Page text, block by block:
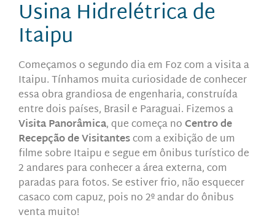
Usina Hidrelétrica de
Itaipu
Começamos o segundo dia em Foz com a visita a
Itaipu.Tínhamos muita curiosidade de conhecer
essa obra grandiosa de engenharia, construída
entre dois países, Brasil e Paraguai. Fizemos a
Visita Panorâmica, que começa noCentro de
Recepção de Visitantescom a exibição de um
filme sobre Itaipu e segue em ônibus turístico de
2 andares para conhecer a área externa, com
paradas para fotos. Se estiver frio, não esquecer
casaco com capuz, pois no 2º andar do ônibus
venta muito!